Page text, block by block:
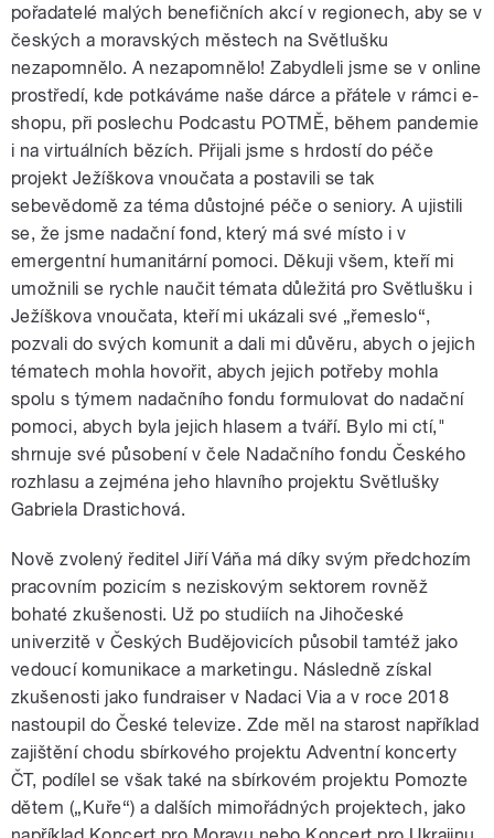
pořadatelé malých benefičních akcí v regionech, aby se v
českých a moravských městech na Světlušku
nezapomnělo. A nezapomnělo! Zabydleli jsme se v online
prostředí, kde potkáváme naše dárce a přátele v rámci e-
shopu, při poslechu Podcastu POTMĚ, během pandemie
i na virtuálních bězích. Přijali jsme s hrdostí do péče
projekt Ježíškova vnoučata a postavili se tak
sebevědomě za téma důstojné péče o seniory. A ujistili
se, že jsme nadační fond, který má své místo i v
emergentní humanitární pomoci. Děkuji všem, kteří mi
umožnili se rychle naučit témata důležitá pro Světlušku i
Ježíškova vnoučata, kteří mi ukázali své „řemeslo“,
pozvali do svých komunit a dali mi důvěru, abych o jejich
tématech mohla hovořit, abych jejich potřeby mohla
spolu s týmem nadačního fondu formulovat do nadační
pomoci, abych byla jejich hlasem a tváří. Bylo mi ctí,"
shrnuje své působení v čele Nadačního fondu Českého
rozhlasu a zejména jeho hlavního projektu Světlušky
Gabriela Drastichová.
Nově zvolený ředitel Jiří Váňa má díky svým předchozím
pracovním pozicím s neziskovým sektorem rovněž
bohaté zkušenosti. Už po studiích na Jihočeské
univerzitě v Českých Budějovicích působil tamtéž jako
vedoucí komunikace a marketingu. Následně získal
zkušenosti jako fundraiser v Nadaci Via a v roce 2018
nastoupil do České televize. Zde měl na starost například
zajištění chodu sbírkového projektu Adventní koncerty
ČT, podílel se však také na sbírkovém projektu Pomozte
dětem („Kuře“) a dalších mimořádných projektech, jako